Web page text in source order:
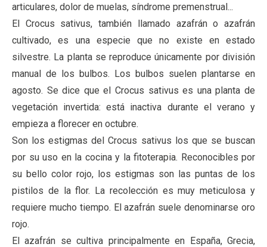
articulares, dolor de muelas, síndrome premenstrual...
El Crocus sativus, también llamado azafrán o azafrán
cultivado, es una especie que no existe en estado
silvestre. La planta se reproduce únicamente por división
manual de los bulbos. Los bulbos suelen plantarse en
agosto. Se dice que el Crocus sativus es una planta de
vegetación invertida: está inactiva durante el verano y
empieza a florecer en octubre.
Son los estigmas del Crocus sativus los que se buscan
por su uso en la cocina y la fitoterapia. Reconocibles por
su bello color rojo, los estigmas son las puntas de los
pistilos de la flor. La recolección es muy meticulosa y
requiere mucho tiempo. El azafrán suele denominarse oro
rojo.
El azafrán se cultiva principalmente en España, Grecia,